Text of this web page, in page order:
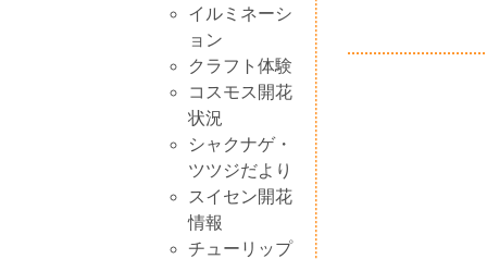
イルミネーシ
ョン
クラフト体験
コスモス開花
状況
シャクナゲ・
ツツジだより
スイセン開花
情報
チューリップ